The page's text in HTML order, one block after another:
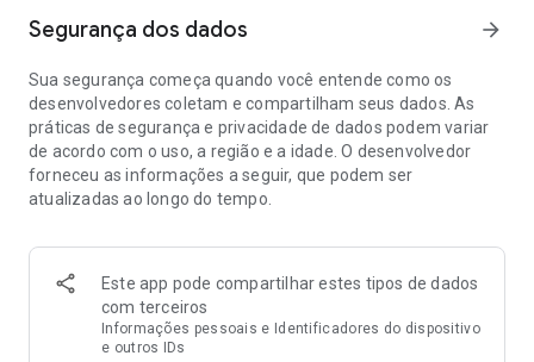
importantes para você. Comparado a outros aplicativos de
pelo processo em etapas fáceis:
PASSO 1: CONTE-NOS SOBRE VOCÊ
Sua jornada em nosso aplicativo de namoro começa com o
Questionário de Compatibilidade. Suas respostas nos ajudam
a entender exatamente o que você procura e o que é mais
FUNCIONA O APLICATIVO DE NAMORO DO EHARMONY?
Sua jornada em nosso aplicativo de namoro começa com o
Questionário de Compatibilidade. Suas respostas nos ajudam
a entender exatamente o que você procura e o que é mais
importante para você em um relacionamento.
Segurança dos dados arrow_forward
Sua segurança começa quando você entende como os
desenvolvedores coletam e compartilham seus dados. As
práticas de segurança e privacidade de dados podem variar
de acordo com o uso, a região e a idade. O desenvolvedor
forneceu as informações a seguir, que podem ser
atualizadas ao longo do tempo.
Este app pode compartilhar estes tipos de dados
com terceiros
Informações pessoais e Identificadores do dispositivo
e outros IDs